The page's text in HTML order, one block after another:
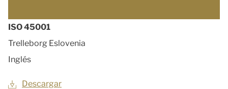
ISO 45001
Trelleborg Eslovenia
Inglés
Descargar